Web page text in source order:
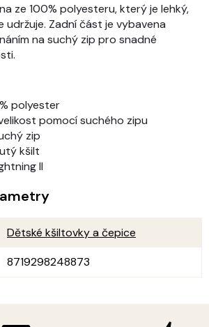
ze 100% polyesteru, který je lehký,
udržuje. Zadní část je vybavena
na suchý zip pro snadné
polyester
pomocí suchého zipu
zip
kšilt
II
Dětské kšiltovky a čepice
8719298248873